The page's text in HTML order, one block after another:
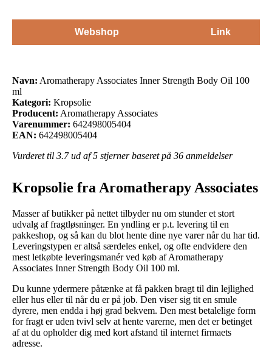
Webshop Link
Navn: Aromatherapy Associates Inner Strength Body Oil 100
ml
Kategori: Kropsolie
Producent: Aromatherapy Associates
Varenummer: 642498005404
EAN: 642498005404
Vurderet til 3.7ud af 5 stjerner baseret på 36 anmeldelser
Kropsolie fra Aromatherapy Associates
Masser af butikker på nettet tilbyder nu om stunder et stort
udvalg af fragtløsninger. En yndling er p.t. levering til en
pakkeshop, og så kan du blot hente dine nye varer når du har tid.
Leveringstypen er altså særdeles enkel, og ofte endvidere den
mest letkøbte leveringsmanér ved køb af Aromatherapy
Associates Inner Strength Body Oil 100 ml.
Du kunne ydermere påtænke at få pakken bragt til din lejlighed
eller hus eller til når du er på job. Den viser sig tit en smule
dyrere, men endda i høj grad bekvem. Den mest betalelige form
for fragt er uden tvivl selv at hente varerne, men det er betinget
af at du opholder dig med kort afstand til internet firmaets
adresse.